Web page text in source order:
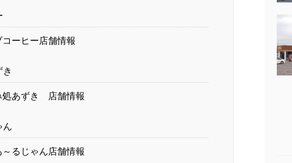
コーヒー店舗情報
処あずき 店舗情報
るじゃん店舗情報